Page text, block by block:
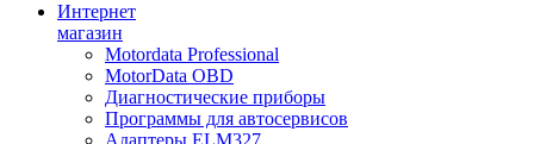
Интернет
магазин
Motordata Professional
MotorData OBD
Диагностические приборы
Программы для автосервисов
Адаптеры ELM327